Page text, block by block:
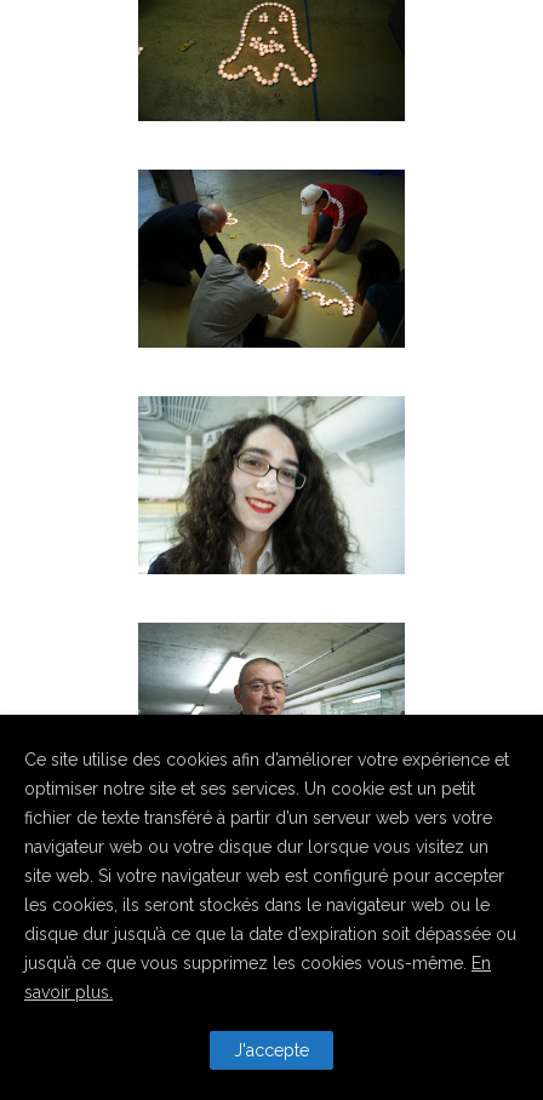
Ce site utilise des cookies afin d’améliorer votre expérience et
optimiser notre site et ses services. Un cookie est un petit
fichier de texte transféré à partir d’un serveur web vers votre
navigateur web ou votre disque dur lorsque vous visitez un
site web. Si votre navigateur web est configuré pour accepter
les cookies, ils seront stockés dans le navigateur web ou le
disque dur jusqu’à ce que la date d’expiration soit dépassée ou
jusqu’à ce que vous supprimez les cookies vous-même. En
savoir plus.
J'accepte